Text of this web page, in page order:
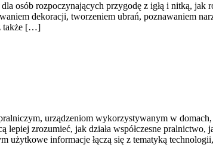
osób rozpoczynających przygodę z igłą i nitką,
dekoracji, tworzeniem ubrań, poznawaniem
także […]
urządzeniom wykorzystywanym w
lepiej zrozumieć, jak działa współczesne
użytkowe informacje łączą się z tematyką